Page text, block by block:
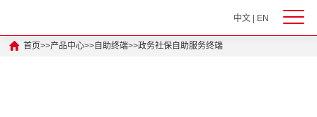
中文| EN
首页>>产品中心>>自助终端>>政务社保自助服务终端